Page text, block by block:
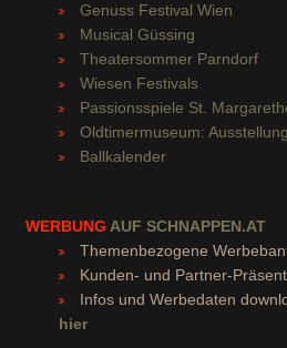
Genuss Festival Wien
Musical Güssing
Theatersommer Parndorf
Wiesen Festivals
Passionsspiele St.
Oldtimermuseum: Ausstellung
Ballkalender
WERBUNG AUF SCHNAPPEN.AT
Themenbezogene
Kunden- und Partner-
Infos und Werbedaten
hier